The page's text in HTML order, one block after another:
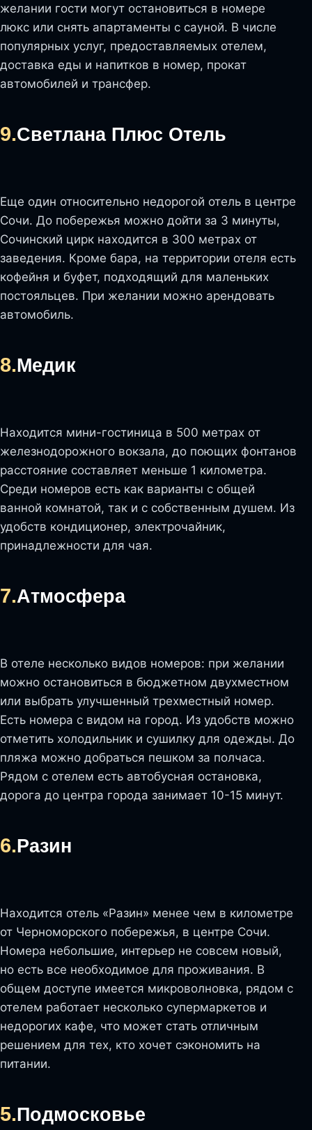
желании гости могут остановиться в номере
люкс или снять апартаменты с сауной. В числе
популярных услуг, предоставляемых отелем,
доставка еды и напитков в номер, прокат
автомобилей и трансфер.
9.Светлана Плюс Отель
Еще один относительно недорогой отель в центре
Сочи. До побережья можно дойти за 3 минуты,
Сочинский цирк находится в 300 метрах от
заведения. Кроме бара, на территории отеля есть
кофейня и буфет, подходящий для маленьких
постояльцев. При желании можно арендовать
автомобиль.
8.Медик
Находится мини-гостиница в 500 метрах от
железнодорожного вокзала, до поющих фонтанов
расстояние составляет меньше 1 километра.
Среди номеров есть как варианты с общей
ванной комнатой, так и с собственным душем. Из
удобств кондиционер, электрочайник,
принадлежности для чая.
7.Атмосфера
В отеле несколько видов номеров: при желании
можно остановиться в бюджетном двухместном
или выбрать улучшенный трехместный номер.
Есть номера с видом на город. Из удобств можно
отметить холодильник и сушилку для одежды. До
пляжа можно добраться пешком за полчаса.
Рядом с отелем есть автобусная остановка,
дорога до центра города занимает 10-15 минут.
6.Разин
Находится отель «Разин» менее чем в километре
от Черноморского побережья, в центре Сочи.
Номера небольшие, интерьер не совсем новый,
но есть все необходимое для проживания. В
общем доступе имеется микроволновка, рядом с
отелем работает несколько супермаркетов и
недорогих кафе, что может стать отличным
решением для тех, кто хочет сэкономить на
питании.
5.Подмосковье